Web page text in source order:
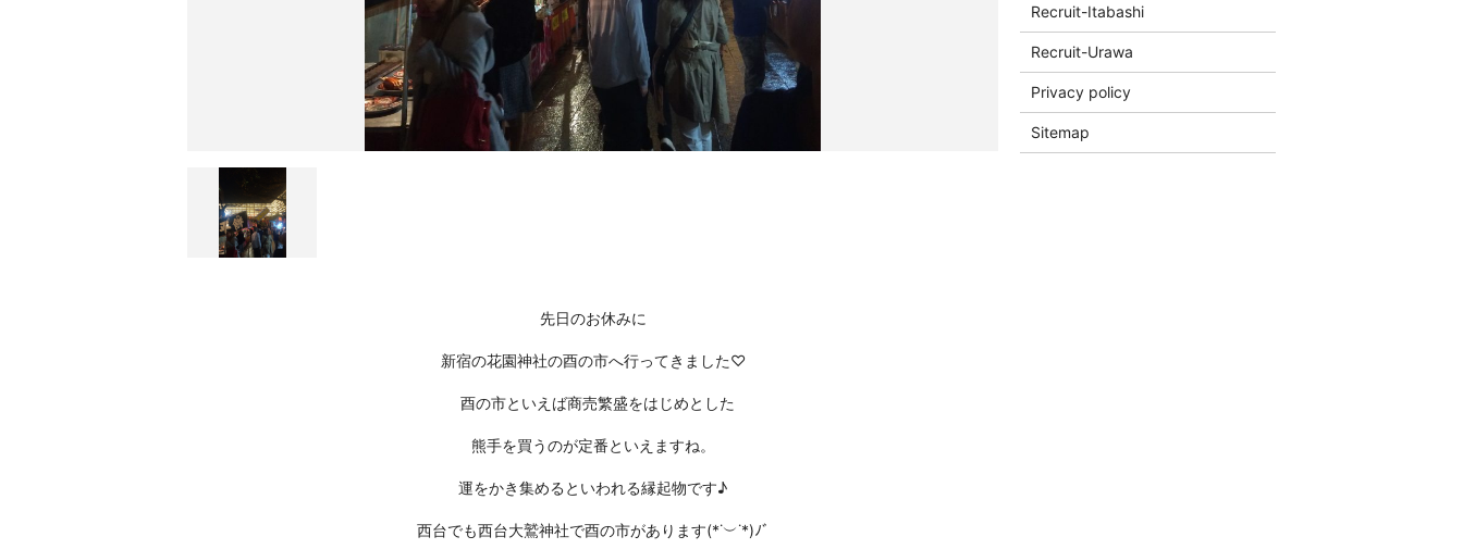
先日のお休みに
新宿の花園神社の酉の市へ行ってきました♡
酉の市といえば商売繁盛をはじめとした
熊手を買うのが定番といえますね。
運をかき集めるといわれる縁起物です♪
西台でも西台大鷲神社で酉の市があります(*˙︶˙*)ﾉﾞ
Recruit-Itabashi
Recruit-Urawa
Privacy policy
Sitemap